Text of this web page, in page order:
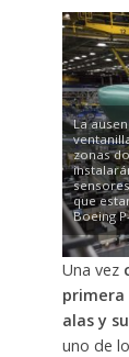
La
zonas
que
Boeing
Una vez
primera
alas y
uno de